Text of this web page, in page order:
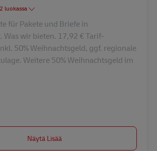
Tehtävä saatavilla 2 luokassa
für Pakete und Briefe in
Was wir bieten. 17,92 € Tarif-
50% Weihnachtsgeld, ggf. regionale
Weitere 50% Weihnachtsgeld im
Näytä Lisää